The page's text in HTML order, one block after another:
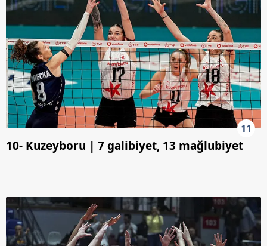
11
10- Kuzeyboru | 7 galibiyet, 13 mağlubiyet